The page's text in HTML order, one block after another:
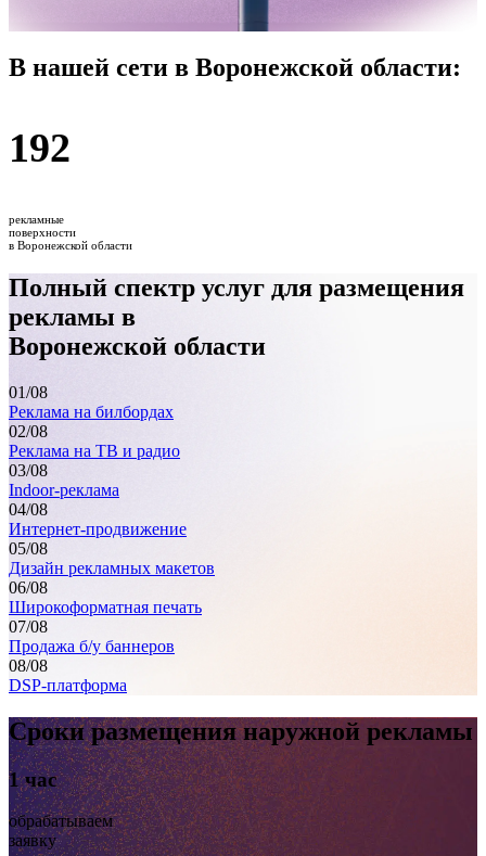
В нашей сети в Воронежской области:
192
рекламные
поверхности
в Воронежской области
Полный спектр услуг для размещения
рекламы в
Воронежской области
01/08
Реклама на билбордах
02/08
Реклама на ТВ и радио
03/08
Indoor-реклама
04/08
Интернет-продвижение
05/08
Дизайн рекламных макетов
06/08
Широкоформатная печать
07/08
Продажа б/у баннеров
08/08
DSP-платформа
Сроки размещения наружной рекламы
1 час
обрабатываем
заявку